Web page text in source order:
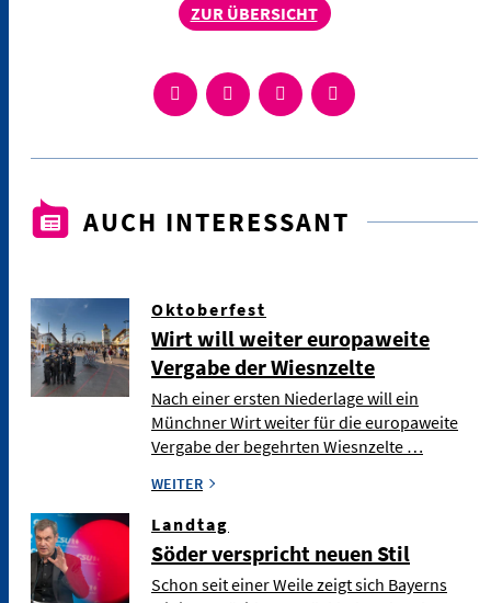
ZUR ÜBERSICHT
AUCH INTERESSANT
Oktoberfest
Wirt will weiter europaweite
Vergabe der Wiesnzelte
Nach einer ersten Niederlage will ein
Münchner Wirt weiter für die europaweite
Vergabe der begehrten Wiesnzelte …
WEITER
Landtag
Söder verspricht neuen Stil
Schon seit einer Weile zeigt sich Bayerns